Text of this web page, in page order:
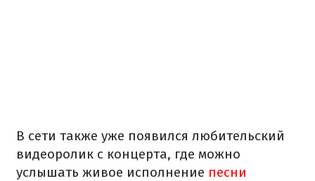
В сети также уже появился любительский
видеоролик с концерта, где можно
услышать живое исполнение песни